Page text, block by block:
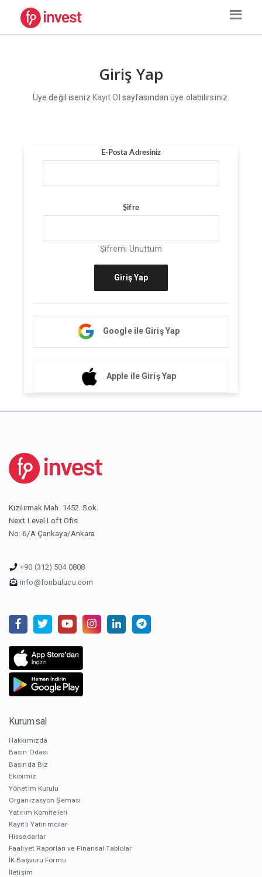
Giriş Yap
Üye değil iseniz Kayıt Ol sayfasından üye olabilirsiniz.
E-Posta Adresiniz
Şifre
Şifremi Unuttum
Giriş Yap
Google ile Giriş Yap
Apple ile Giriş Yap
Kızılırmak Mah. 1452. Sok.
Next Level Loft Ofis
No: 6/A Çankaya/Ankara
+90 (312) 504 0808
info@fonbulucu.com
Kurumsal
Hakkımızda
Basın Odası
Basında Biz
Ekibimiz
Yönetim Kurulu
Organizasyon Şeması
Yatırım Komiteleri
Kayıtlı Yatırımcılar
Hissedarlar
Faaliyet Raporları ve Finansal Tablolar
İK Başvuru Formu
İletişim